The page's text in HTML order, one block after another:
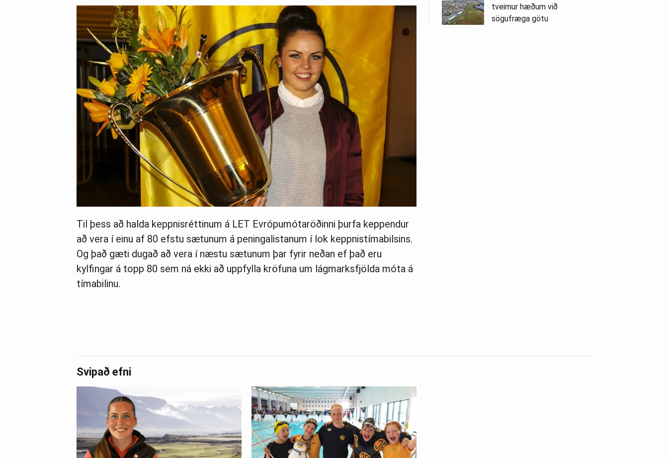
Til þess að halda keppnisréttinum á LET Evrópumótaröðinni þurfa keppendur
að vera í einu af 80 efstu sætunum á peningalistanum í lok keppnistímabilsins.
Og það gæti dugað að vera í næstu sætunum þar fyrir neðan ef það eru
kylfingar á topp 80 sem ná ekki að uppfylla kröfuna um lágmarksfjölda móta á
tímabilinu.
tveimur hæðum við
sögufræga götu
Svipað efni